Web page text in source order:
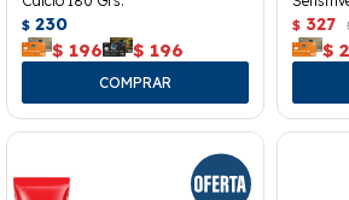
$ 230
$ 196 $ 196
110grs
$ 327
$